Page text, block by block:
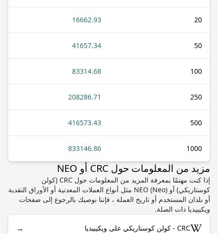
20
16662.93
50
41657.34
100
83314.68
250
208286.71
500
416573.43
1000
833146.86
مزيد من المعلومات حول CRC أو NEO
إذا كنت مهتمًا بمعرفة المزيد من المعلومات حول CRC (كولن
كوستاريكي) أو NEO (Neo) مثل أنواع العملات المعدنية أو الأوراق النقدية
أو بلدان المستخدم أو تاريخ العملة ، فإننا نوصيك بالرجوع إلى صفحات
ويكيبيديا ذات الصلة.
CRC - كولن كوستاريكي على ويكيبيديا →